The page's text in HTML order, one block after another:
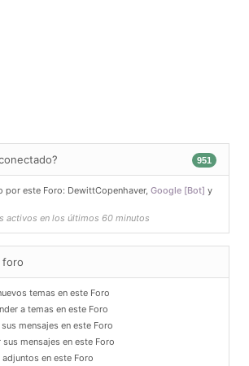
951
por este Foro: DewittCopenhaver, Google [Bot] y
activos en los últimos 60 minutos
foro
temas en este Foro
a temas en este Foro
mensajes en este Foro
sus mensajes en este Foro
adjuntos en este Foro